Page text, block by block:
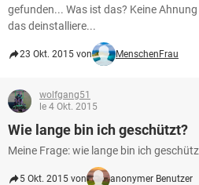
gefunden... Was ist das? Keine
das deinstalliere...
23 Okt. 2015 von MenschenFrau
wolfgang51
le 4 Okt. 2015
Wie lange bin ich geschützt?
Meine Frage: wie lange bin ich
5 Okt. 2015 von anonymer Benutzer